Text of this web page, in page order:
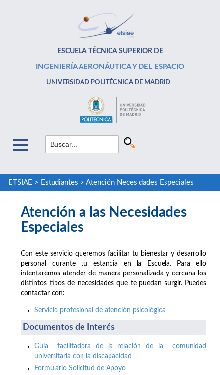
ESCUELA TÉCNICA SUPERIOR DE
INGENIERÍA AERONÁUTICA Y DEL ESPACIO
UNIVERSIDAD POLITÉCNICA DE MADRID
ETSIAE > Estudiantes > Atención Necesidades Especiales
Atención a las Necesidades
Especiales
Con este servicio queremos facilitar tu bienestar y desarrollo
personal durante tu estancia en la Escuela. Para ello
intentaremos atender de manera personalizada y cercana los
distintos tipos de necesidades que te puedan surgir. Puedes
contactar con:
Servicio profesional de atención psicológica
Documentos de Interés
Guía facilitadora de la relación de la comunidad
universitaria con la discapacidad
Formulario Solicitud de Apoyo